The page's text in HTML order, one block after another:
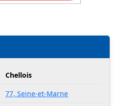
Chellois
77, Seine-et-Marne